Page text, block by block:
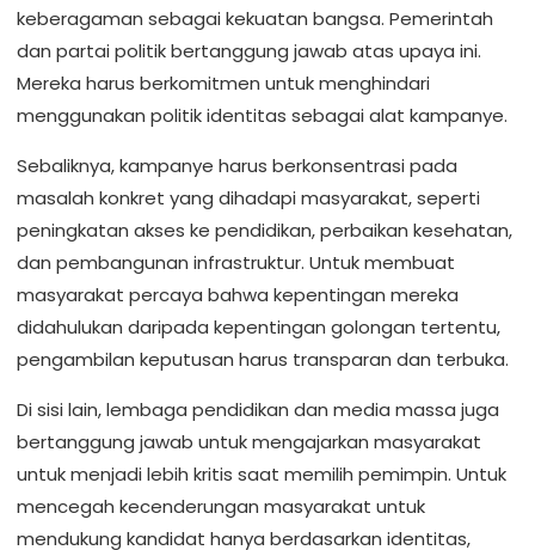
keberagaman sebagai kekuatan bangsa. Pemerintah
dan partai politik bertanggung jawab atas upaya ini.
Mereka harus berkomitmen untuk menghindari
menggunakan politik identitas sebagai alat kampanye.
Sebaliknya, kampanye harus berkonsentrasi pada
masalah konkret yang dihadapi masyarakat, seperti
peningkatan akses ke pendidikan, perbaikan kesehatan,
dan pembangunan infrastruktur. Untuk membuat
masyarakat percaya bahwa kepentingan mereka
didahulukan daripada kepentingan golongan tertentu,
pengambilan keputusan harus transparan dan terbuka.
Di sisi lain, lembaga pendidikan dan media massa juga
bertanggung jawab untuk mengajarkan masyarakat
untuk menjadi lebih kritis saat memilih pemimpin. Untuk
mencegah kecenderungan masyarakat untuk
mendukung kandidat hanya berdasarkan identitas,